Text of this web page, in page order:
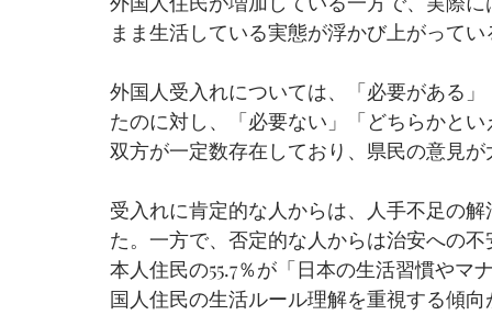
まま生活している実態が浮かび上がってい
外国人受入れについては、「必要がある
たのに対し、「必要ない」「どちらかと
双方が一定数存在しており、県民の意見
受入れに肯定的な人からは、人手不足の
た。一方で、否定的な人からは治安への
本人住民の55.7％が「日本の生活習慣や
国人住民の生活ルール理解を重視する傾